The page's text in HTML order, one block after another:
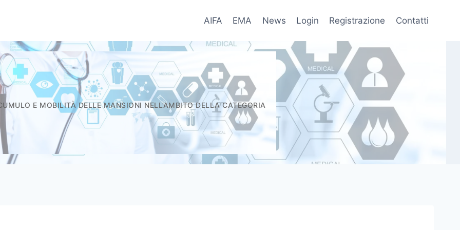
del Farmaco - Informatori.Info
AIFA EMA News Login Registrazione Contatti
E MOBILITÀ DELLE MANSIONI NELL’AMBITO DELLA CATEGORIA